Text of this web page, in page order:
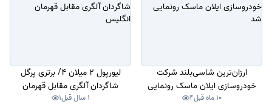
ارزان‌ترین شاسی‌بلند شرکت
خودروسازی ایلان ماسک رونمایی
شد
10 ماه قبل 4
لیورپول 2 میلان 4/ برتری پرگل
شاگردان آلگری مقابل قهرمان
انگلیس 1 سال قبل 1